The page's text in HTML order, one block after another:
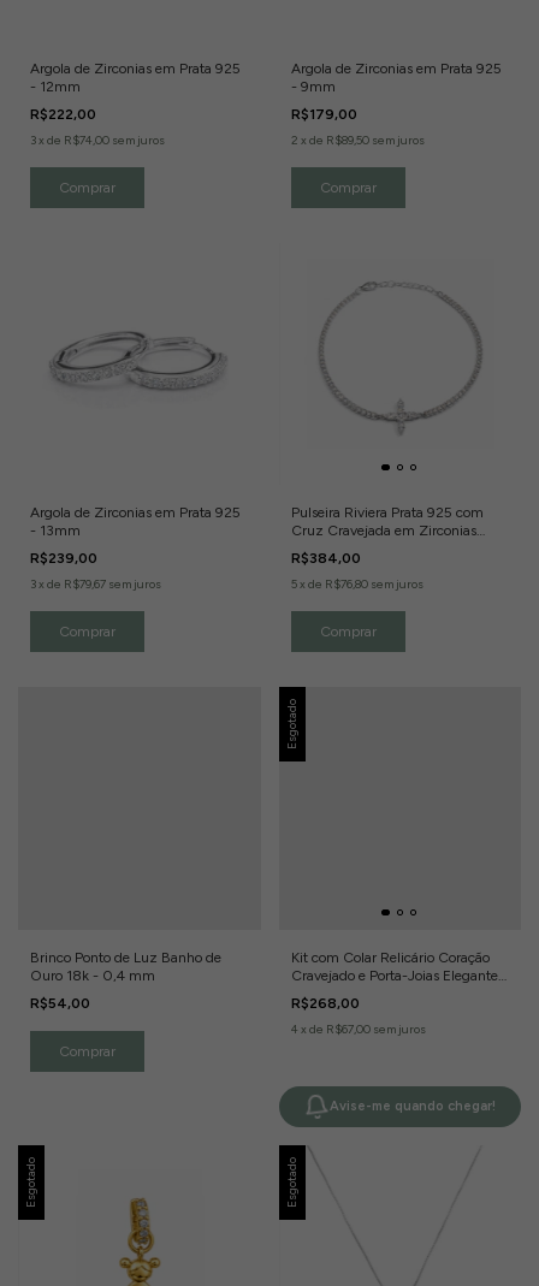
Argola de Zirconias em Prata 925
- 12mm
R$222,00
3x de R$74,00 sem juros
Argola de Zirconias em Prata 925
- 9mm
R$179,00
2 x de R$89,50 sem juros
Argola de Zirconias em Prata 925
- 13mm
R$239,00
3x de R$79,67 sem juros
Pulseira Riviera Prata 925 com
Cruz Cravejada em Zirconias
Incolores
R$384,00
5x de R$76,80 sem juros
Brinco Ponto de Luz Banho de
Ouro 18k - 0,4 mm
R$54,00
Esgotado
Kit com Colar Relicário Coração
Cravejado e Porta-Joias Elegante
R$268,00
4 x de R$67,00 sem juros
Avise-me quando chegar!
Esgotado Esgotado